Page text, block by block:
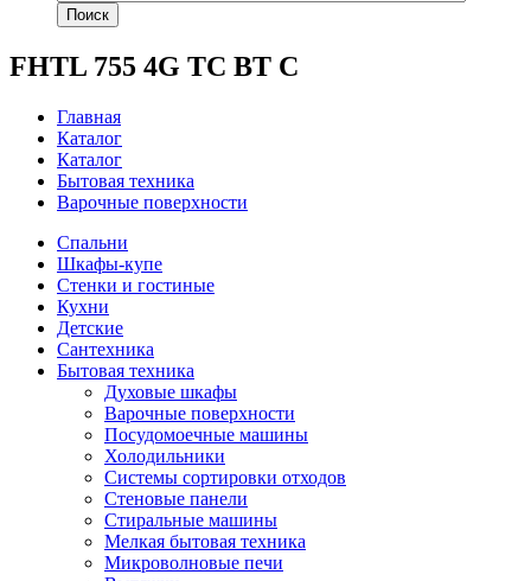
Поиск
FHTL 755 4G TC BT C
Главная
Каталог
Каталог
Бытовая техника
Варочные поверхности
Спальни
Шкафы-купе
Стенки и гостиные
Кухни
Детские
Сантехника
Бытовая техника
Духовые шкафы
Варочные поверхности
Посудомоечные машины
Холодильники
Системы сортировки отходов
Стеновые панели
Стиральные машины
Мелкая бытовая техника
Микроволновые печи